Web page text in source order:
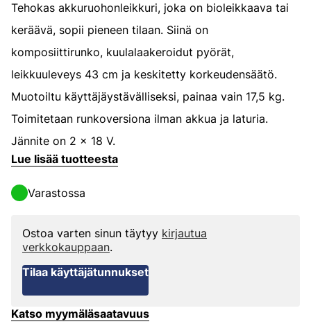
Tehokas akkuruohonleikkuri, joka on bioleikkaava tai
keräävä, sopii pieneen tilaan. Siinä on
komposiittirunko, kuulalaakeroidut pyörät,
leikkuuleveys 43 cm ja keskitetty korkeudensäätö.
Muotoiltu käyttäjäystävälliseksi, painaa vain 17,5 kg.
Toimitetaan runkoversiona ilman akkua ja laturia.
Jännite on 2 x 18 V.
Lue lisää tuotteesta
Varastossa
Ostoa varten sinun täytyy kirjautua
verkkokauppaan.
Tilaa käyttäjätunnukset
Katso myymäläsaatavuus